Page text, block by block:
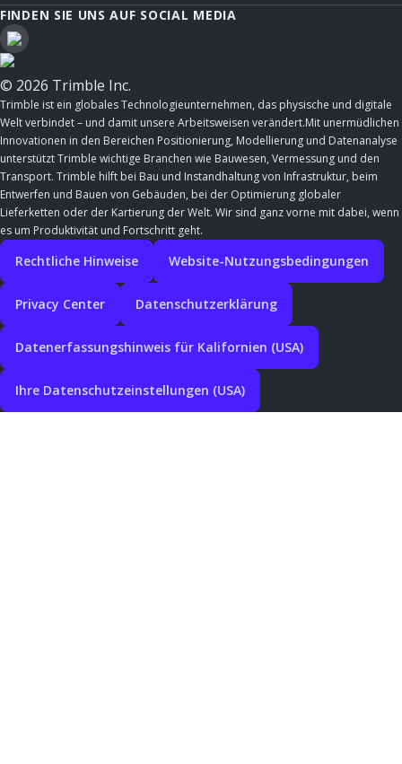
FINDEN SIE UNS AUF SOCIAL MEDIA
© 2026 Trimble Inc.
Trimble ist ein globales Technologieunternehmen, das physische und digitale
Welt verbindet – und damit unsere Arbeitsweisen verändert.Mit unermüdlichen
Innovationen in den Bereichen Positionierung, Modellierung und Datenanalyse
unterstützt Trimble wichtige Branchen wie Bauwesen, Vermessung und den
Transport. Trimble hilft bei Bau und Instandhaltung von Infrastruktur, beim
Entwerfen und Bauen von Gebäuden, bei der Optimierung globaler
Lieferketten oder der Kartierung der Welt. Wir sind ganz vorne mit dabei, wenn
es um Produktivität und Fortschritt geht.
Rechtliche Hinweise Website-Nutzungsbedingungen
Privacy Center Datenschutzerklärung
Datenerfassungshinweis für Kalifornien (USA)
Ihre Datenschutzeinstellungen (USA)